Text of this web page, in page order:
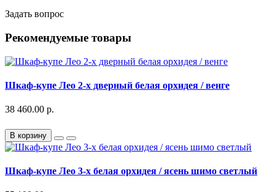
Задать вопрос
Рекомендуемые товары
Шкаф-купе Лео 2-х дверный белая орхидея / венге
38 460.00 р.
В корзину
Шкаф-купе Лео 3-х белая орхидея / ясень шимо светлый